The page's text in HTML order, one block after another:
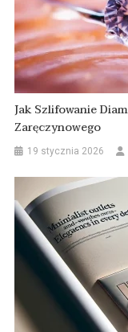
Jak Szlifowanie
Zaręczynowego
19 stycznia 2026